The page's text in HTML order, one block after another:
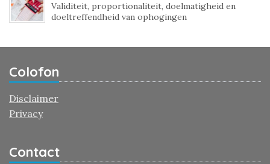
Validiteit, proportionaliteit, doelmatigheid en
doeltreffendheid van ophogingen
Colofon
Disclaimer
Privacy
Contact